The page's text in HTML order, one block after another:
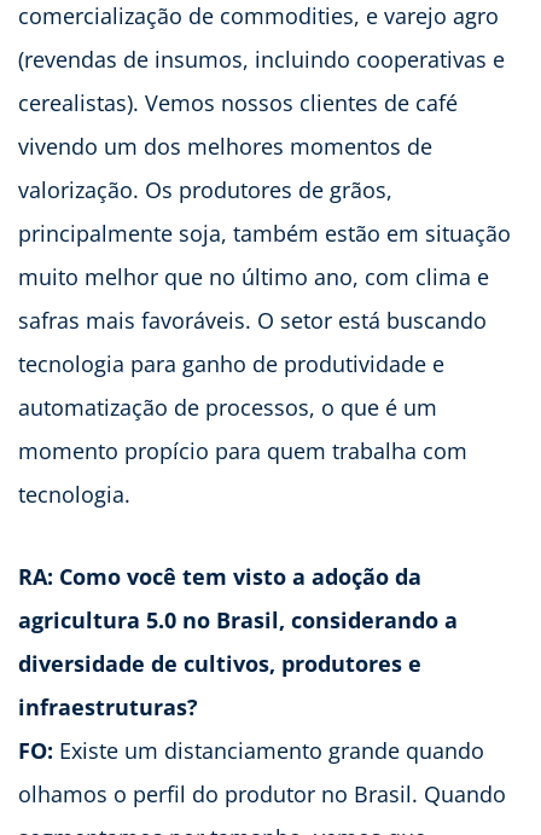
comercialização de commodities, e varejo agro
(revendas de insumos, incluindo cooperativas e
cerealistas). Vemos nossos clientes de café
vivendo um dos melhores momentos de
valorização. Os produtores de grãos,
principalmente soja, também estão em situação
muito melhor que no último ano, com clima e
safras mais favoráveis. O setor está buscando
tecnologia para ganho de produtividade e
automatização de processos, o que é um
momento propício para quem trabalha com
tecnologia.
RA: Como você tem visto a adoção da
agricultura 5.0 no Brasil, considerando a
diversidade de cultivos, produtores e
infraestruturas?
FO: Existe um distanciamento grande quando
olhamos o perfil do produtor no Brasil. Quando